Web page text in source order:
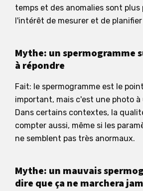
temps et des anomalies sont plus
l'intérêt de mesurer et de
Mythe: un spermogramme
à répondre
Fait: le spermogramme est le
important, mais c'est une photo
Dans certains contextes, la
compter aussi, même si les
ne semblent pas très anormaux.
Mythe: un mauvais
dire que ça ne marchera